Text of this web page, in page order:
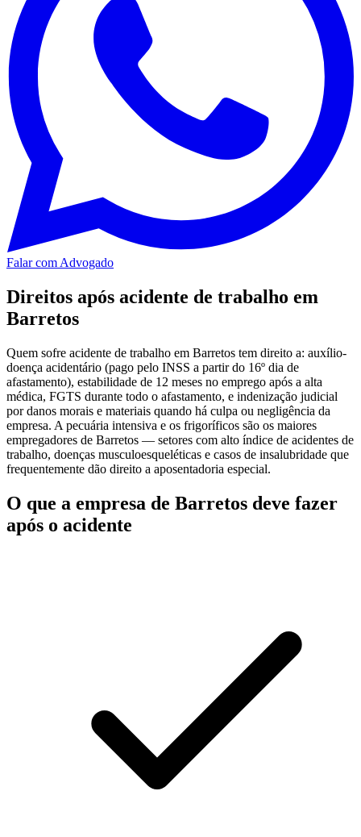
Falar com Advogado
Direitos após acidente de trabalho em
Barretos
Quem sofre acidente de trabalho em Barretos tem direito a: auxílio-
doença acidentário (pago pelo INSS a partir do 16º dia de
afastamento), estabilidade de 12 meses no emprego após a alta
médica, FGTS durante todo o afastamento, e indenização judicial
por danos morais e materiais quando há culpa ou negligência da
empresa. A pecuária intensiva e os frigoríficos são os maiores
empregadores de Barretos — setores com alto índice de acidentes de
trabalho, doenças musculoesqueléticas e casos de insalubridade que
frequentemente dão direito a aposentadoria especial.
O que a empresa de Barretos deve fazer
após o acidente